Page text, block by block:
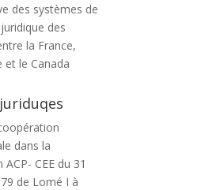
des systèmes de
des
la France,
et le Canada
dans la
CEE du 31
de Lomé I à